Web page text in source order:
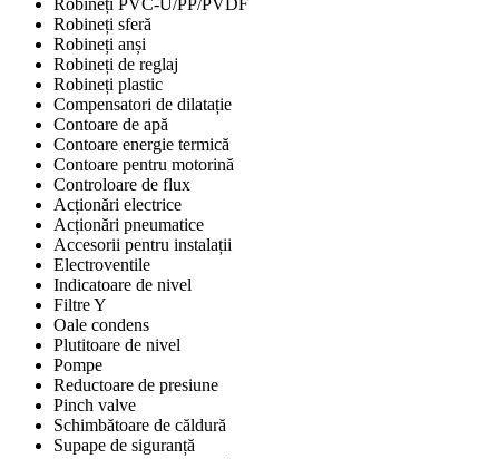
Robineți PVC-U/PP/PVDF
Robineți sferă
Robineți anși
Robineți de reglaj
Robineți plastic
Compensatori de dilatație
Contoare de apă
Contoare energie termică
Contoare pentru motorină
Controloare de flux
Acționări electrice
Acționări pneumatice
Accesorii pentru instalații
Electroventile
Indicatoare de nivel
Filtre Y
Oale condens
Plutitoare de nivel
Pompe
Reductoare de presiune
Pinch valve
Schimbătoare de căldură
Supape de siguranță